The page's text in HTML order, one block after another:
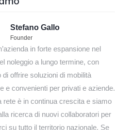
Stefano Gallo
Founder
in forte espansione nel
noleggio a lungo termine, con
di offrire soluzioni di mobilità
e convenienti per privati e aziende.
rete è in continua crescita e siamo
ricerca di nuovi collaboratori per
su tutto il territorio nazionale. Se